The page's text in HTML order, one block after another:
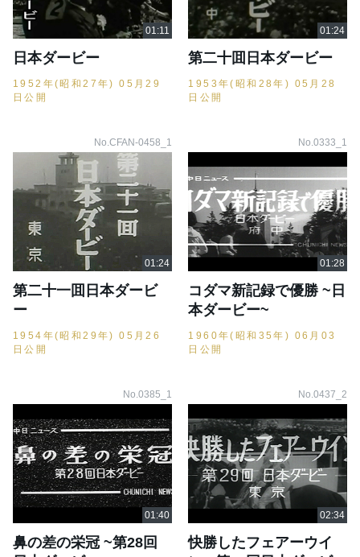
日本ダービー
1952年(昭和27年) 05月29
日公開
第二十囬日本ダービー
1953年(昭和28年) 05月28
日公開
No.CFAN-0458_1
第二十一囬日本ダービ
ー
1954年(昭和29年) 05月26
日公開
No.0333_1
コダマ新記録で優勝 ~日
本ダービー~
1960年(昭和35年) 06月03
日公開
No.0385_1
鼻の差の栄冠 ~第28回
No.0437_2
快勝したフェアーウイ